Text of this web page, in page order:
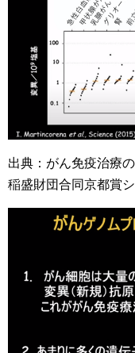
出典：がん免疫治療
稲盛財団合同京都賞